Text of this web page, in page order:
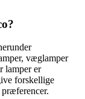
væglamper
lamper er
forskellige